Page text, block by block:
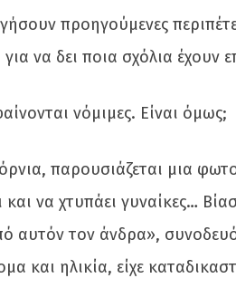
προηγούμενες
να δει ποια σχόλια έχουν
νόμιμες. Είναι όμως;
παρουσιάζεται μια
να χτυπάει γυναίκες…
αυτόν τον άνδρα»,
και ηλικία, είχε